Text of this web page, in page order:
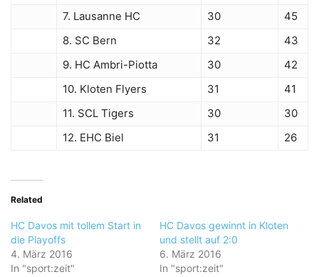
7. Lausanne HC
30
45
8. SC Bern
32
43
9. HC Ambri-Piotta
30
42
10. Kloten Flyers
31
41
11. SCL Tigers
30
30
12. EHC Biel
31 26
Related
HC Davos mit tollem Start in
die Playoffs
4. März 2016
In "sport:zeit"
HC Davos gewinnt in Kloten
und stellt auf 2:0
6. März 2016
In "sport:zeit"